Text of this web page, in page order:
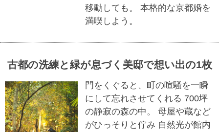
移動しても。 本格的な京都婚を
満喫しよう。
古都の洗練と緑が息づく美邸で想い出の1枚
門をくぐると、町の喧騒を一瞬
にして忘れさせてくれる 700坪
の静寂の森の中。 母屋や蔵など
がひっそりと佇み 自然光が館内